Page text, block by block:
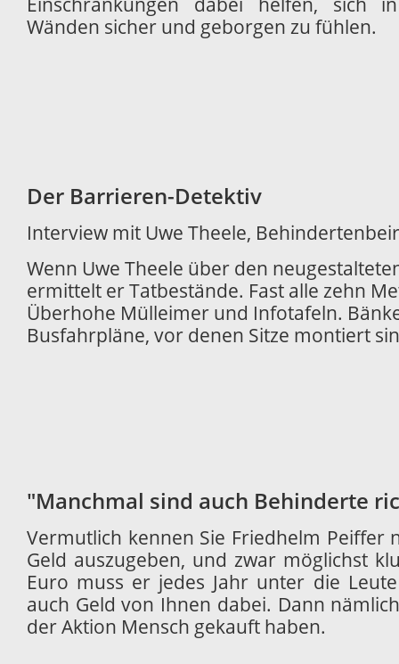
Wänden sicher und geborgen zu fühlen.
Der Barrieren-Detektiv
Interview mit Uwe Theele,
Wenn Uwe Theele über den
ermittelt er Tatbestände. Fast alle zehn
Überhohe Mülleimer und Infotafeln.
Busfahrpläne, vor denen Sitze montiert
"Manchmal sind auch Behinderte
Vermutlich kennen Sie Friedhelm Peiffer
Geld auszugeben, und zwar möglichst
Euro muss er jedes Jahr unter die
auch Geld von Ihnen dabei. Dann
der Aktion Mensch gekauft haben.